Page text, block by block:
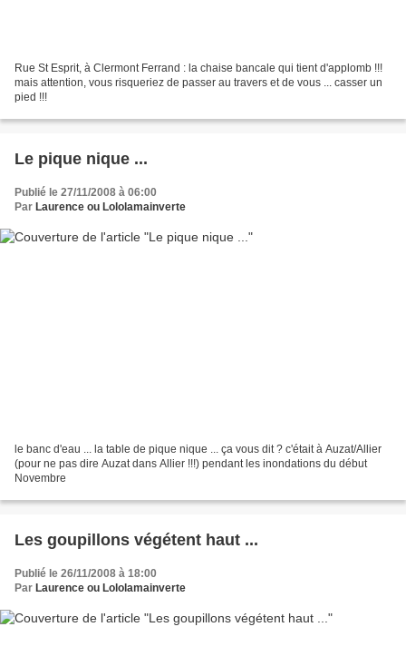
Rue St Esprit, à Clermont Ferrand : la chaise bancale qui tient d'applomb !!!
mais attention, vous risqueriez de passer au travers et de vous ... casser un
pied !!!
Le pique nique ...
Publié le 27/11/2008 à 06:00
Par Laurence ou Lololamainverte
le banc d'eau ... la table de pique nique ... ça vous dit ? c'était à Auzat/Allier
(pour ne pas dire Auzat dans Allier !!!) pendant les inondations du début
Novembre
Les goupillons végétent haut ...
Publié le 26/11/2008 à 18:00
Par Laurence ou Lololamainverte